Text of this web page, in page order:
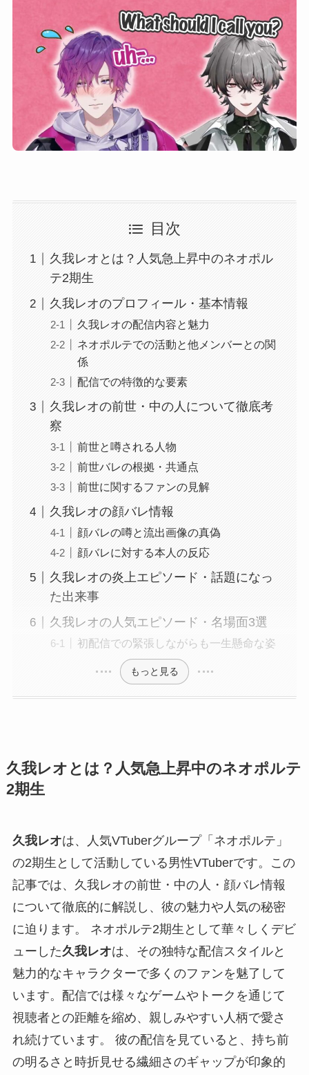
目次
久我レオとは？人気急上昇中のネオポル
テ2期生
久我レオのプロフィール・基本情報
久我レオの配信内容と魅力
ネオポルテでの活動と他メンバーとの関
係
配信での特徴的な要素
久我レオの前世・中の人について徹底考
察
前世と噂される人物
前世バレの根拠・共通点
前世に関するファンの見解
久我レオの顔バレ情報
顔バレの噂と流出画像の真偽
顔バレに対する本人の反応
久我レオの炎上エピソード・話題になっ
た出来事
久我レオの人気エピソード・名場面3選
初配信での緊張しながらも一生懸命な姿
もっと見る
久我レオとは？人気急上昇中のネオポルテ
2期生
久我レオは、人気VTuberグループ「ネオポルテ」
の2期生として活動している男性VTuberです。この
記事では、久我レオの前世・中の人・顔バレ情報
について徹底的に解説し、彼の魅力や人気の秘密
に迫ります。 ネオポルテ2期生として華々しくデビ
ューした久我レオは、その独特な配信スタイルと
魅力的なキャラクターで多くのファンを魅了して
います。配信では様々なゲームやトークを通じて
視聴者との距離を縮め、親しみやすい人柄で愛さ
れ続けています。 彼の配信を見ていると、持ち前
の明るさと時折見せる繊細さのギャップが印象的